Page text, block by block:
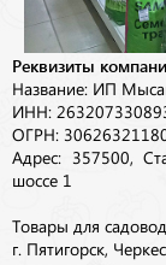
Реквизиты
Название: ИП
ИНН:
ОГРН:
Адрес: 357500,
шоссе 1
Товары для
г. Пятигорск,